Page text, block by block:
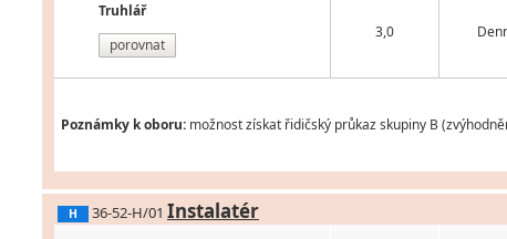
Truhlář
porovnat
3,0
Poznámky k oboru: možnost získat řidičský průkaz skupiny B
H 36-52-H/01 Instalatér